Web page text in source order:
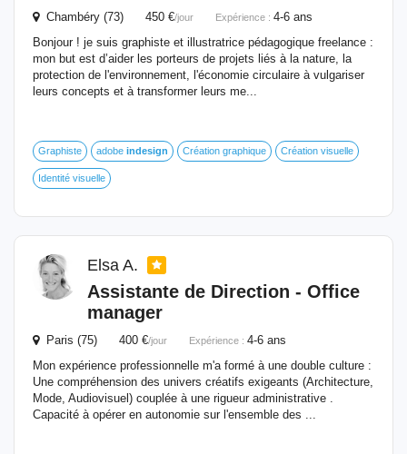
Chambéry (73) 450 €/jour Expérience : 4-6 ans
Bonjour ! je suis graphiste et illustratrice pédagogique freelance :
mon but est d’aider les porteurs de projets liés à la nature, la
protection de l'environnement, l'économie circulaire à vulgariser
leurs concepts et à transformer leurs me...
Graphiste adobe indesign Création graphique Création visuelle
Identité visuelle
Elsa A.
Assistante de Direction - Office
manager
Paris (75) 400 €/jour Expérience : 4-6 ans
Mon expérience professionnelle m'a formé à une double culture :
Une compréhension des univers créatifs exigeants (Architecture,
Mode, Audiovisuel) couplée à une rigueur administrative .
Capacité à opérer en autonomie sur l'ensemble des ...